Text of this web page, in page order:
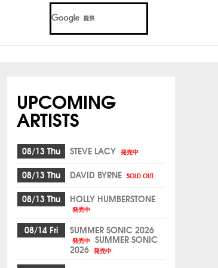
UPCOMING
ARTISTS
08/13 Thu STEVE LACY 発売中
08/13 Thu DAVID BYRNE SOLD OUT
08/13 Thu HOLLY HUMBERSTONE
発売中
08/14 Fri SUMMER SONIC 2026
発売中 SUMMER SONIC
2026 発売中